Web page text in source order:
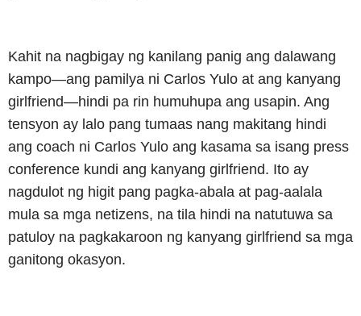
Kahit na nagbigay ng kanilang panig ang dalawang
kampo—ang pamilya ni Carlos Yulo at ang kanyang
girlfriend—hindi pa rin humuhupa ang usapin. Ang
tensyon ay lalo pang tumaas nang makitang hindi
ang coach ni Carlos Yulo ang kasama sa isang press
conference kundi ang kanyang girlfriend. Ito ay
nagdulot ng higit pang pagka-abala at pag-aalala
mula sa mga netizens, na tila hindi na natutuwa sa
patuloy na pagkakaroon ng kanyang girlfriend sa mga
ganitong okasyon.